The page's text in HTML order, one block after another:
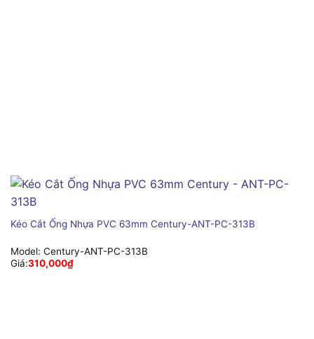
Kéo Cắt Ống Nhựa PVC 63mm Century-ANT-PC-313B
Model: Century-ANT-PC-313B
Giá:310,000₫